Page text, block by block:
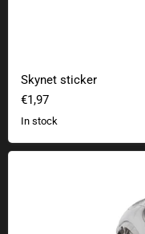
Skynet sticker
€1,97
In stock